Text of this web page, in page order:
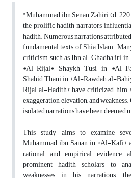
"Muhammad ibn Senan Zahiri (d.
the prolific hadith narrators
hadith. Numerous narrations
fundamental texts of Shia Islam.
criticism, such as Ibn al-Ghadha'iri
*Al-Rijal*, Shaykh Tusi in *Al-
Shahid Thani in *Al-Rawdah al-
Rijal al-Hadith* have criticized him,
exaggeration, elevation, and
isolated narrations have been deemed
This study aims to examine
Muhammad ibn Sanan in *Al-
rational and empirical evidence
prominent hadith scholars to